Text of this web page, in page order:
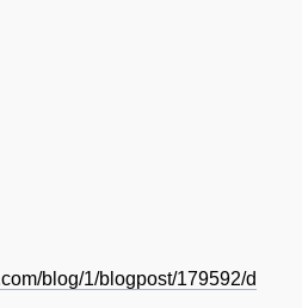
blog/1/blogpost/179592/d